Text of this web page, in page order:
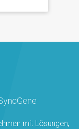
mit Lösungen,